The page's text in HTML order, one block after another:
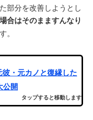
部分を改善しようとし
合はそのまますんなり
。
彼・元カノと復縁した
公開
タップすると移動します